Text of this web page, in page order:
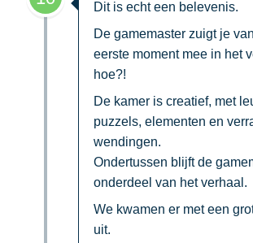
Dit is echt een belevenis.
De gamemaster zuigt je
eerste moment mee in het
hoe?!
De kamer is creatief, met
puzzels, elementen en
wendingen.
Ondertussen blijft de
onderdeel van het verhaal.
We kwamen er met een
uit.